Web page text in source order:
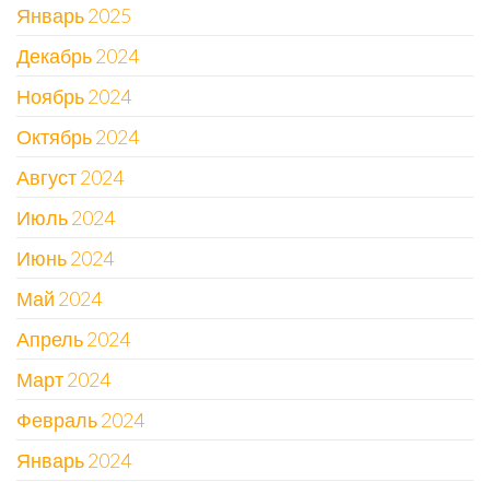
Январь 2025
Декабрь 2024
Ноябрь 2024
Октябрь 2024
Август 2024
Июль 2024
Июнь 2024
Май 2024
Апрель 2024
Март 2024
Февраль 2024
Январь 2024